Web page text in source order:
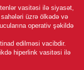
vasitəsi ilə siyasət,
üzrə ölkədə və
operativ şəkildə
edilməsi vacibdir.
hiperlink vasitəsi ilə